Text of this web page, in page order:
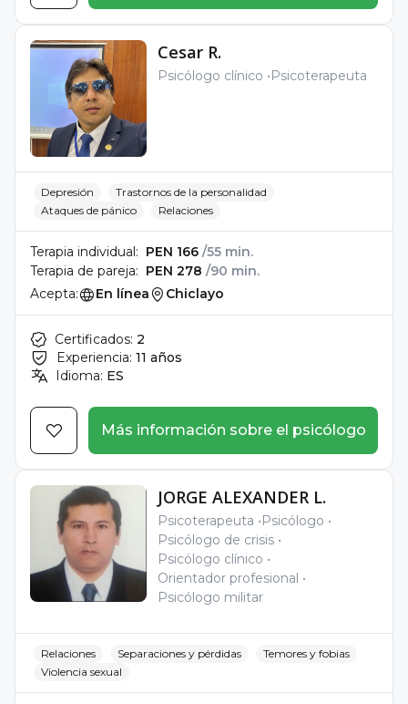
Cesar R.
Psicólogo clínico Psicoterapeuta
Depresión
Trastornos de la personalidad
Ataques de pánico
Relaciones
Terapia individual: PEN 166 /55 min.
Terapia de pareja: PEN 278 /90 min.
Acepta:
En línea Chiclayo
Certificados: 2
Experiencia: 11 años
Idioma: ES
Más información sobre el psicólogo
JORGE ALEXANDER L.
Psicoterapeuta
Psicólogo
Psicólogo de crisis
Psicólogo clínico
Orientador profesional
Psicólogo militar
Relaciones Separaciones y pérdidas
Temores y fobias
Violencia sexual